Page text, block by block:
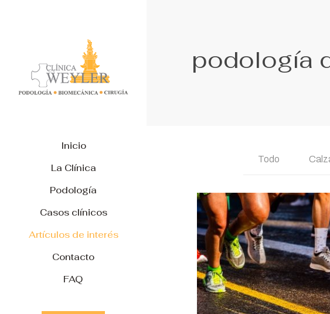
Inicio
La Clínica
Podología
Casos clínicos
Artículos de interés
Contacto
FAQ
podología
Todo